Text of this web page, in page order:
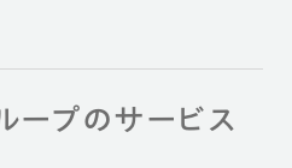
ープのサービス